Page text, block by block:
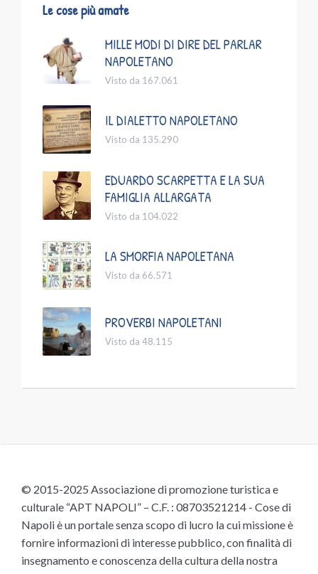
Le cose più amate
MILLE MODI DI DIRE DEL PARLAR
NAPOLETANO
Visto da 167.061
IL DIALETTO NAPOLETANO
Visto da 135.290
EDUARDO SCARPETTA E LA SUA
FAMIGLIA ALLARGATA
Visto da 104.022
LA SMORFIA NAPOLETANA
Visto da 66.571
PROVERBI NAPOLETANI
Visto da 48.115
© 2015-2025 Associazione di promozione turistica e
culturale “APT NAPOLI” – C.F. : 08703521214 - Cose di
Napoli è un portale senza scopo di lucro la cui missione è
fornire informazioni di interesse pubblico, con finalità di
insegnamento e conoscenza della cultura della nostra